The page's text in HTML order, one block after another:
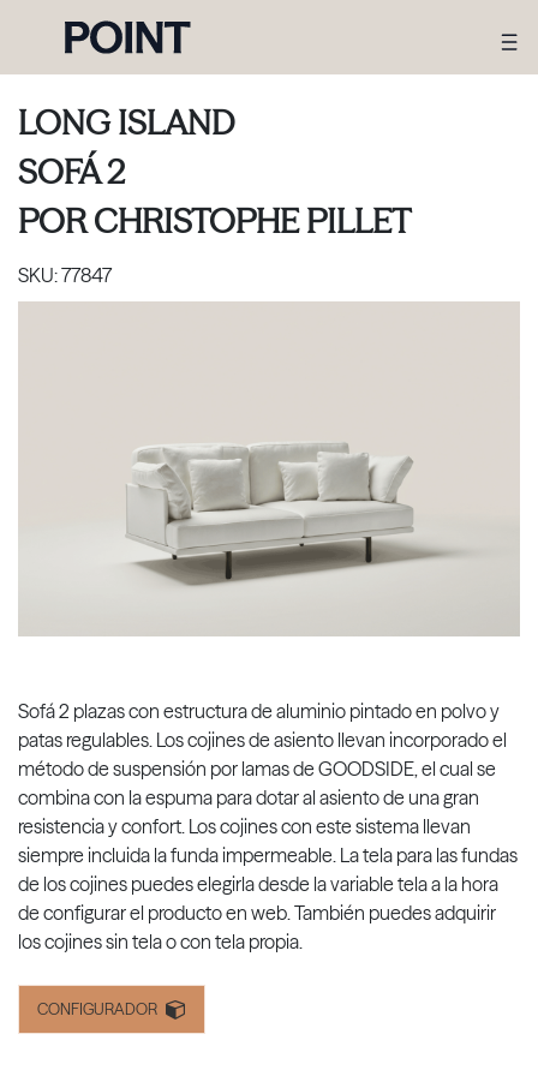
LONG ISLAND
SOFÁ 2
PORCHRISTOPHE PILLET
SKU:77847
Sofá 2 plazas con estructura de aluminio pintado en polvo y
patas regulables. Los cojines de asiento llevan incorporado el
método de suspensión por lamas de GOODSIDE, el cual se
combina con la espuma para dotar al asiento de una gran
resistencia y confort. Los cojines con este sistema llevan
siempre incluida la funda impermeable. La tela para las fundas
de los cojines puedes elegirla desde la variable tela a la hora
de configurar el producto en web. También puedes adquirir
los cojines sin tela o con tela propia.
CONFIGURADOR